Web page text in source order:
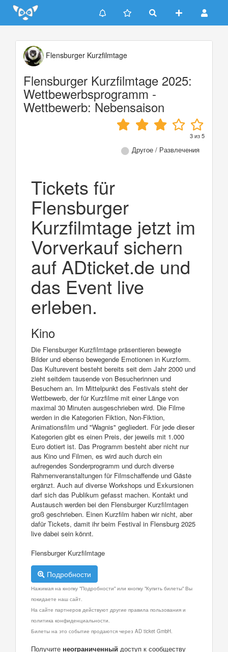
Update cookies preferences
Flensburger Kurzfilmtage
Flensburger Kurzfilmtage 2025:
Wettbewerbsprogramm -
Wettbewerb: Nebensaison
3из5
Другое / Развлечения
Tickets für
Flensburger
Kurzfilmtage jetzt im
Vorverkauf sichern
auf ADticket.de und
das Event live
erleben.
Kino
Die Flensburger Kurzfilmtage präsentieren bewegte
Bilder und ebenso bewegende Emotionen in Kurzform.
Das Kulturevent besteht bereits seit dem Jahr 2000 und
zieht seitdem tausende von Besucherinnen und
Besuchern an. Im Mittelpunkt des Festivals steht der
Wettbewerb, der für Kurzfilme mit einer Länge von
maximal 30 Minuten ausgeschrieben wird. Die Filme
werden in die Kategorien Fiktion, Non-Fiktion,
Animationsfilm und "Wagnis" gegliedert. Für jede dieser
Kategorien gibt es einen Preis, der jeweils mit 1.000
Euro dotiert ist. Das Programm besteht aber nicht nur
aus Kino und Filmen, es wird auch durch ein
aufregendes Sonderprogramm und durch diverse
Rahmenveranstaltungen für Filmschaffende und Gäste
ergänzt. Auch auf diverse Workshops und Exkursionen
darf sich das Publikum gefasst machen. Kontakt und
Austausch werden bei den Flensburger Kurzfilmtagen
groß geschrieben. Einen Kurzfilm haben wir nicht, aber
dafür Tickets, damit ihr beim Festival in Flensburg 2025
live dabei sein könnt.
Flensburger Kurzfilmtage
Подробности
Нажимая на кнопку "Подробности" или кнопку "Купить билеты" Вы
покидаете наш сайт.
На сайте партнеров действуют другие правила пользования и
политика конфиденциальности.
Билеты на это событие продаются через AD ticket GmbH.
Получите неограниченный доступ к сообществу